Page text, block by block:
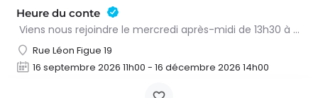
Heure du conte
Viens nous rejoindre le mercredi après-midi de 13h30 à 15h à l’heure du conte. On y lit des histoires…
Rue Léon Figue 19
16 septembre 2026 11h00 - 16 décembre 2026 14h00